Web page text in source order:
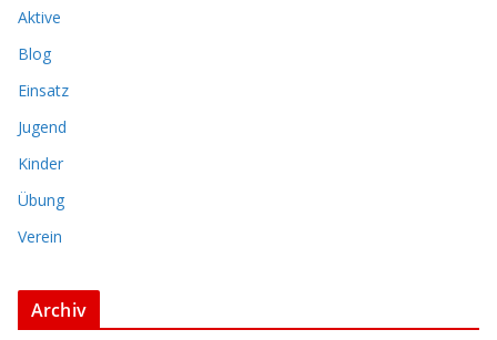
Aktive
Blog
Einsatz
Jugend
Kinder
Übung
Verein
Archiv